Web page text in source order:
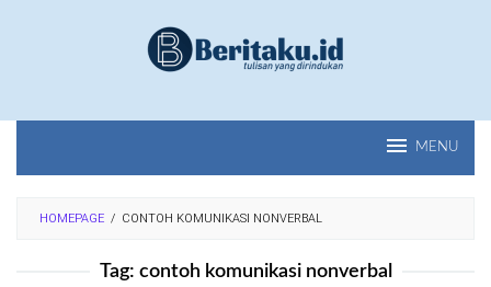
MENU
HOMEPAGE / CONTOH KOMUNIKASI NONVERBAL
Tag: contoh komunikasi nonverbal